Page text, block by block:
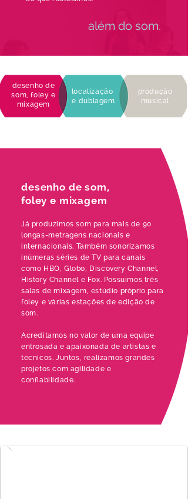
além do som.
desenho de
som, foley e
mixagem
localização
e dublagem
produção
musical
desenho de som,
foley e mixagem
Já produzimos som para mais de 90
longas-metragens nacionais e
internacionais. Também sonorizamos
inúmeras séries de TV para canais
como HBO, Globo, Discovery Channel,
History Channel e Fox. Possuímos três
salas de mixagem, estúdio próprio para
foley e várias estações de edição de
som.
Acreditamos no valor de uma equipe
entrosada e apaixonada de artistas e
técnicos. Juntos, realizamos grandes
projetos com agilidade e
confiabilidade.